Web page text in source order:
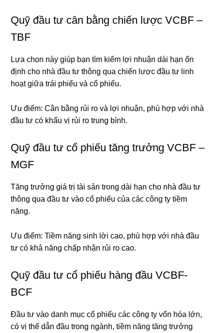
Quỹ đầu tư cân bằng chiến lược VCBF –
TBF
Lựa chọn này giúp bạn tìm kiếm lợi nhuận dài hạn ổn
định cho nhà đầu tư thông qua chiến lược đầu tư linh
hoạt giữa trái phiếu và cổ phiếu.
Ưu điểm: Cân bằng rủi ro và lợi nhuận, phù hợp với nhà
đầu tư có khẩu vị rủi ro trung bình.
Quỹ đầu tư cổ phiếu tăng trưởng VCBF –
MGF
Tăng trưởng giá trị tài sản trong dài hạn cho nhà đầu tư
thông qua đầu tư vào cổ phiếu của các công ty tiềm
năng.
Ưu điểm: Tiềm năng sinh lời cao, phù hợp với nhà đầu
tư có khả năng chấp nhận rủi ro cao.
Quỹ đầu tư cổ phiếu hàng đầu VCBF-
BCF
Đầu tư vào danh mục cổ phiếu các công ty vốn hóa lớn,
có vị thế dẫn đầu trong ngành, tiềm năng tăng trưởng